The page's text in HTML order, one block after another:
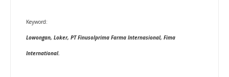
Keyword:
Lowongan, Loker, PT Finusolprima Farma Internasional, Fima
International.